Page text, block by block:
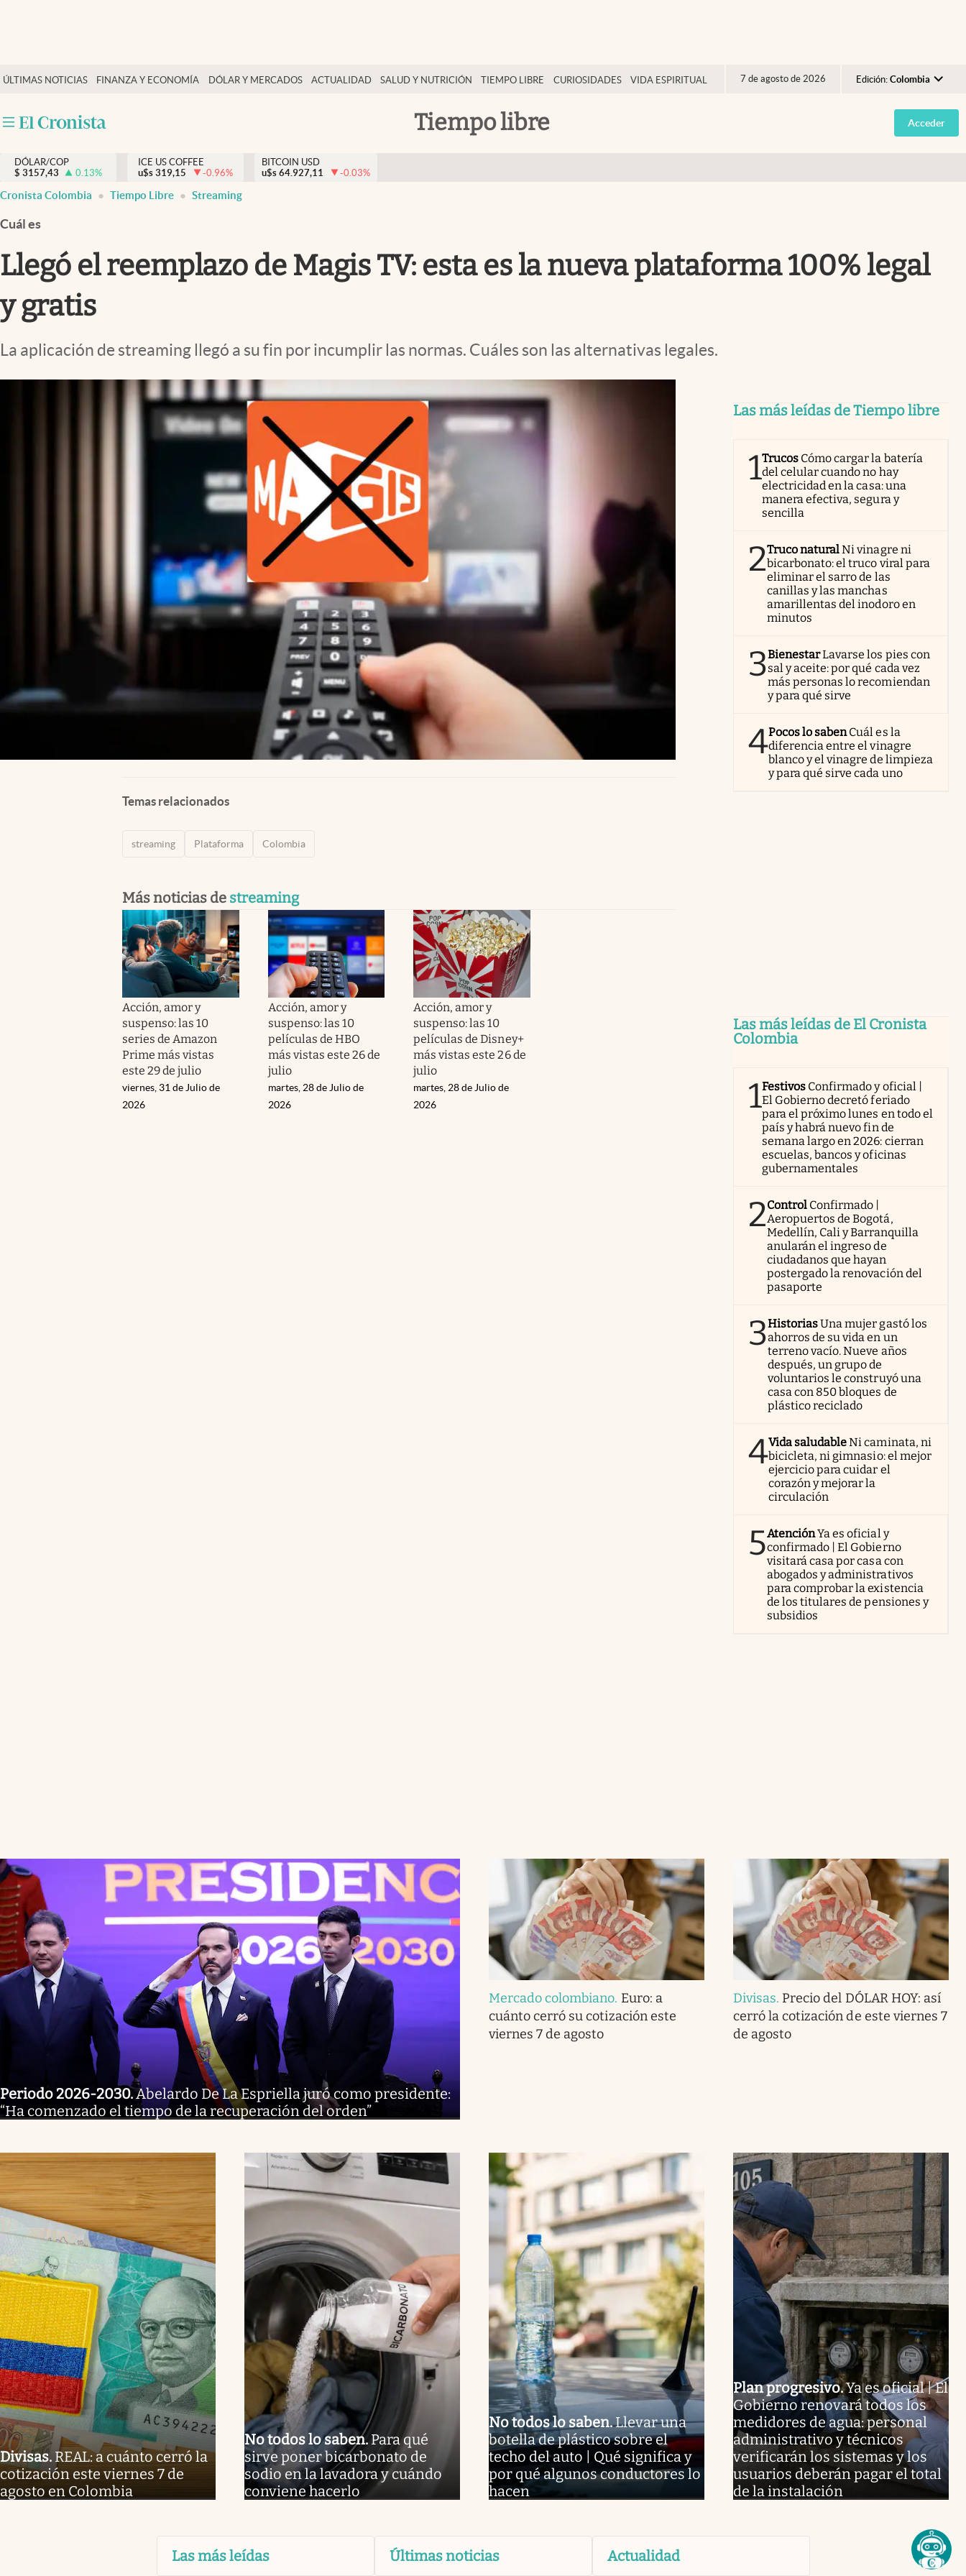
ÚLTIMAS NOTICIAS FINANZA Y ECONOMÍA DÓLAR Y MERCADOS ACTUALIDAD SALUD Y NUTRICIÓN TIEMPO LIBRE CURIOSIDADES VIDA ESPIRITUAL 7 de agosto de 2026 Edición: Colombia
Argentina
España
Tiempo libre
Salud y nutrición
Tiempo libre
Dólar y mercados
Curiosidades
Acceder
DÓLAR/COP
$ 3157,43 0.13%
ICE US COFFEE
u$s 319,15 -0.96%
BITCOIN USD
u$s 64.927,11 -0.03%
Cronista Colombia Tiempo Libre Streaming
Cuál es
Llegó el reemplazo de Magis TV: esta es la nueva plataforma 100% legal
y gratis
La aplicación de streaming llegó a su fin por incumplir las normas. Cuáles son las alternativas legales.
Temas relacionados
streaming Plataforma Colombia
Más noticias de streaming
Acción, amor y
suspenso: las 10
series de Amazon
Prime más vistas
este 29 de julio
viernes, 31 de Julio de
2026
Acción, amor y
suspenso: las 10
películas de HBO
más vistas este 26 de
julio
martes, 28 de Julio de
2026
Acción, amor y
suspenso: las 10
películas de Disney+
más vistas este 26 de
julio
martes, 28 de Julio de
2026
Las más leídas de Tiempo libre
1Trucos Cómo cargar la batería
del celular cuando no hay
electricidad en la casa: una
manera efectiva, segura y
sencilla
2Truco naturalNi vinagre ni
bicarbonato: el truco viral para
eliminar el sarro de las
canillas y las manchas
amarillentas del inodoro en
minutos
3BienestarLavarse los pies con
sal y aceite: por qué cada vez
más personas lo recomiendan
y para qué sirve
4Pocos lo sabenCuál es la
diferencia entre el vinagre
blanco y el vinagre de limpieza
y para qué sirve cada uno
Las más leídas de El Cronista
Colombia
1Festivos Confirmado y oficial |
El Gobierno decretó feriado
para el próximo lunes en todo el
país y habrá nuevo fin de
semana largo en 2026: cierran
escuelas, bancos y oficinas
gubernamentales
2Control Confirmado |
Aeropuertos de Bogotá,
Medellín, Cali y Barranquilla
anularán el ingreso de
ciudadanos que hayan
postergado la renovación del
pasaporte
3HistoriasUna mujer gastó los
ahorros de su vida en un
terreno vacío. Nueve años
después, un grupo de
voluntarios le construyó una
casa con 850 bloques de
plástico reciclado
4Vida saludableNi caminata, ni
bicicleta, ni gimnasio: el mejor
ejercicio para cuidar el
corazón y mejorar la
circulación
5AtenciónYa es oficial y
confirmado | El Gobierno
visitará casa por casa con
abogados y administrativos
para comprobar la existencia
de los titulares de pensiones y
subsidios
Periodo 2026-2030.Abelardo De La Espriella juró como presidente:
“Ha comenzado el tiempo de la recuperación del orden”
Mercado colombiano. Euro: a
cuánto cerró su cotización este
viernes 7 de agosto
Divisas. Precio del DÓLAR HOY: así
cerró la cotización de este viernes 7
de agosto
Divisas. REAL: a cuánto cerró la
cotización este viernes 7 de
agosto en Colombia
No todos lo saben.Para qué
sirve poner bicarbonato de
sodio en la lavadora y cuándo
conviene hacerlo
No todos lo saben.Llevar una
botella de plástico sobre el
techo del auto | Qué significa y
por qué algunos conductores lo
hacen
Plan progresivo.Ya es oficial | El
Gobierno renovará todos los
medidores de agua: personal
administrativo y técnicos
verificarán los sistemas y los
usuarios deberán pagar el total
de la instalación
Las más leídas Últimas noticias Actualidad